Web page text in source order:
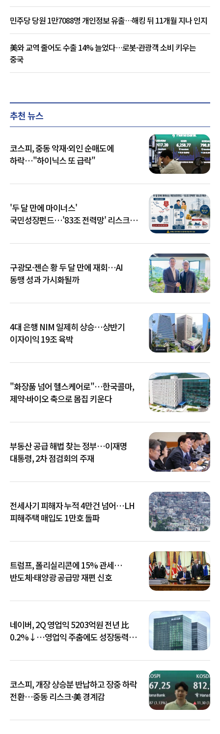
민주당 당원 1만7088명 개인정보 유출…해킹 뒤 11개월 지나 인지
美와 교역 줄어도 수출 14% 늘었다…로봇·관광객 소비 키우는
중국
추천 뉴스
코스피, 중동 악재·외인 순매도에
하락…"하이닉스 또 급락"
'두 달 만에 마이너스'
국민성장펀드…'83조 전력망' 리스크
구광모·젠슨 황 두 달 만에 재회…AI
동맹 성과 가시화될까
4대 은행 NIM 일제히 상승…상반기
이자이익 19조 육박
"화장품 넘어 헬스케어로"…한국콜마,
제약·바이오 축으로 몸집 키운다
부동산 공급 해법 찾는 정부…이재명
대통령, 2차 점검회의 주재
전세사기 피해자 누적 4만건 넘어…LH
피해주택 매입도 1만호 돌파
트럼프, 폴리실리콘에 15% 관세…
반도체·태양광 공급망 재편 신호
네이버, 2Q 영업익 5203억원 전년 比
0.2%↓…영업익 주춤에도 성장동력
코스피, 개장 상승분 반납하고 장중 하락
전환…중동 리스크·美 경계감